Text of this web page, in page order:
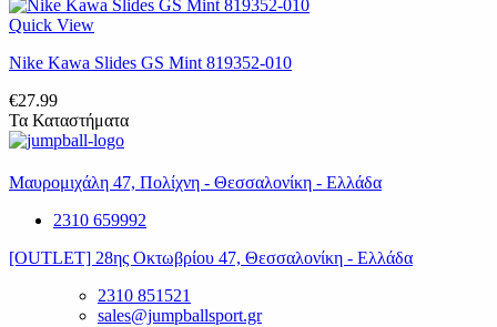
Quick View
Nike Kawa Slides GS Mint 819352-010
€27.99
Τα Καταστήματα
Μαυρομιχάλη 47, Πολίχνη - Θεσσαλονίκη - Ελλάδα
2310 659992
[OUTLET] 28ης Οκτωβρίου 47, Θεσσαλονίκη - Ελλάδα
2310 851521
sales@jumpballsport.gr